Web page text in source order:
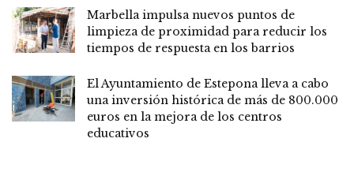
Marbella impulsa nuevos puntos de
limpieza de proximidad para reducir los
tiempos de respuesta en los barrios
El Ayuntamiento de Estepona lleva a cabo
una inversión histórica de más de 800.000
euros en la mejora de los centros
educativos